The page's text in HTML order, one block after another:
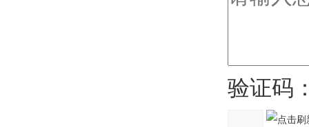
验证码